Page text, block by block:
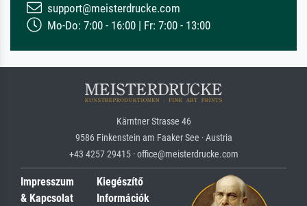
support@meisterdrucke.com
Mo-Do: 7:00 - 16:00 | Fr: 7:00 - 13:00
Kärntner Strasse 46
9586 Finkenstein am Faaker See · Austria
+43 4257 29415 · office@meisterdrucke.com
Impresszum
& Kapcsolat
Kiegészítő
Információk